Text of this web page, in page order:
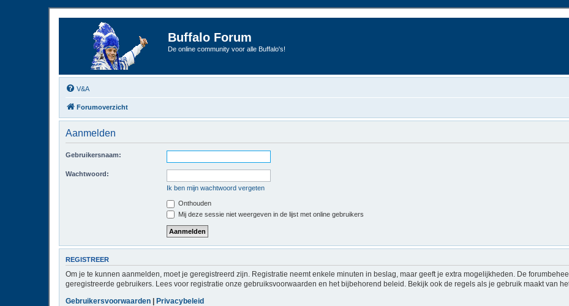
Buffalo Forum
De online community voor alle Buffalo's!
V&A
Forumoverzicht
Aanmelden
Gebruikersnaam:
Wachtwoord:
Ik ben mijn wachtwoord vergeten
Onthouden
Mij deze sessie niet weergeven in de lijst met online gebruikers
REGISTREER
Om je te kunnen aanmelden, moet je geregistreerd zijn. Registratie neemt enkele minuten in beslag, maar geeft je extra mogelijkheden. De
geregistreerde gebruikers. Lees voor registratie onze gebruiksvoorwaarden en het bijbehorend beleid. Bekijk ook de regels als je gebruik maakt van
Gebruikersvoorwaarden | Privacybeleid